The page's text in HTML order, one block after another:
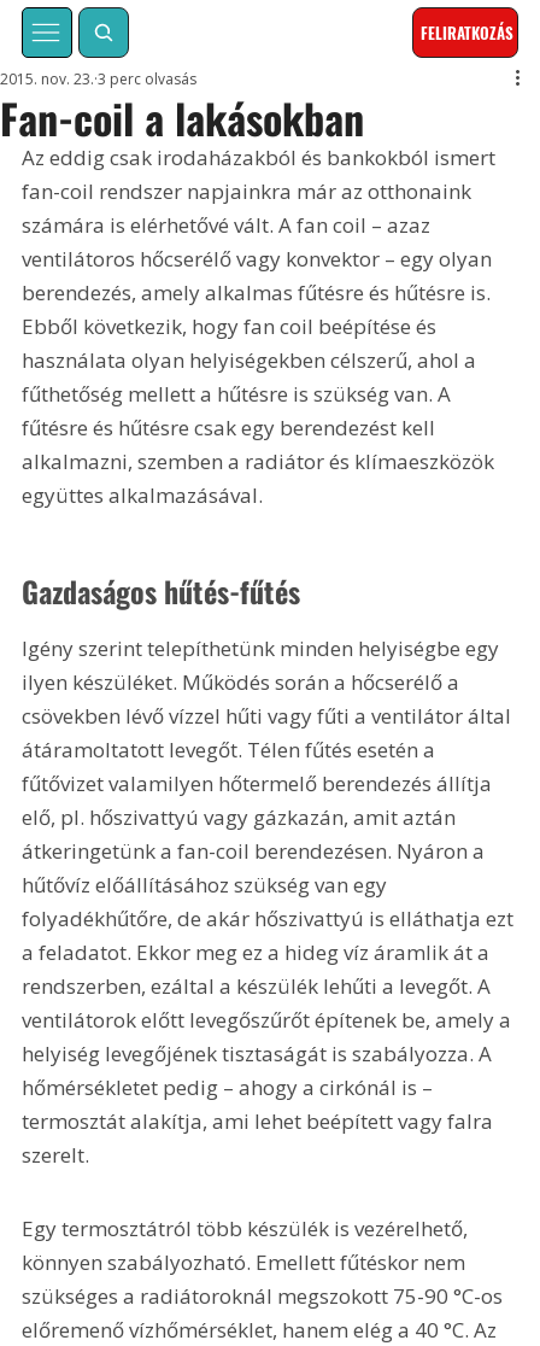
FELIRATKOZÁS
Fan-coil a lakásokban
2015. nov. 23. 3 perc olvasás
Az eddig csak irodaházakból és bankokból ismert
fan-coil rendszer napjainkra már az otthonaink
számára is elérhetővé vált. A fan coil – azaz
ventilátoros hőcserélő vagy konvektor – egy olyan
berendezés, amely alkalmas fűtésre és hűtésre is.
Ebből következik, hogy fan coil beépítése és
használata olyan helyiségekben célszerű, ahol a
fűthetőség mellett a hűtésre is szükség van. A
fűtésre és hűtésre csak egy berendezést kell
alkalmazni, szemben a radiátor és klímaeszközök
együttes alkalmazásával.
Gazdaságos hűtés-fűtés
Igény szerint telepíthetünk minden helyiségbe egy
ilyen készüléket. Működés során a hőcserélő a
csövekben lévő vízzel hűti vagy fűti a ventilátor által
átáramoltatott levegőt. Télen fűtés esetén a
fűtővizet valamilyen hőtermelő berendezés állítja
elő, pl. hőszivattyú vagy gázkazán, amit aztán
átkeringetünk a fan-coil berendezésen. Nyáron a
hűtővíz előállításához szükség van egy
folyadékhűtőre, de akár hőszivattyú is elláthatja ezt
a feladatot. Ekkor meg ez a hideg víz áramlik át a
rendszerben, ezáltal a készülék lehűti a levegőt. A
ventilátorok előtt levegőszűrőt építenek be, amely a
helyiség levegőjének tisztaságát is szabályozza. A
hőmérsékletet pedig – ahogy a cirkónál is –
termosztát alakítja, ami lehet beépített vagy falra
szerelt.
Egy termosztátról több készülék is vezérelhető,
könnyen szabályozható. Emellett fűtéskor nem
szükséges a radiátoroknál megszokott 75-90 °C-os
előremenő vízhőmérséklet, hanem elég a 40 °C. Az